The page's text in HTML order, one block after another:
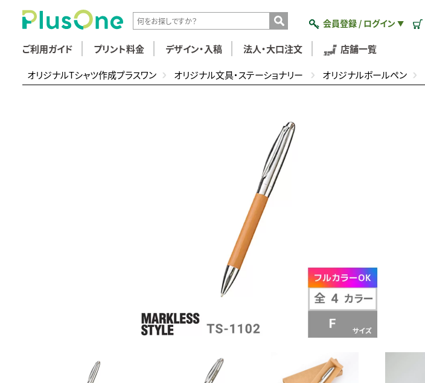
会員登録 / ログイン ▼
ご利用ガイド プリント料金 デザイン・入稿 法人・大口注文 店舗一覧
オリジナルTシャツ作成プラスワン オリジナル文具・ステーショナリー オリジナルボールペン